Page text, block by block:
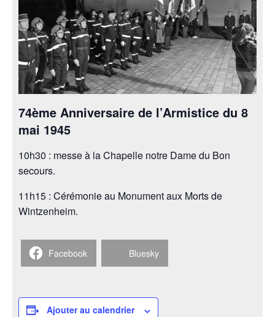
74ème Anniversaire de l’Armistice du 8
mai 1945
10h30 : messe à la Chapelle notre Dame du Bon
secours.
11h15 : Cérémonie au Monument aux Morts de
Wintzenheim.
Facebook Bluesky
Ajouter au calendrier